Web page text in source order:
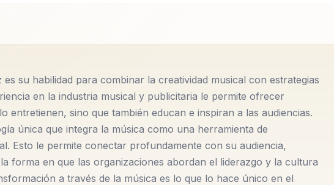
reconocido por su capacidad para guiar a líderes,
eficientes, con un enfoque particular en el liderazgo, el talento y la
desafíos complejos y a consolidar un liderazgo efectivo. Su
con aplicaciones prácticas, lo que le permite ofrecer soluciones
específicas de cada organización.
es un experto en la creación de equipos de alto rendimiento. Su
potenciación de las fortalezas individuales de cada miembro del
su habilidad para combinar la creatividad musical con estrategias
en la industria musical y publicitaria le permite ofrecer
entretienen, sino que también educan e inspiran a las audiencias.
única que integra la música como una herramienta de
Esto le permite conectar profundamente con su audiencia,
forma en que las organizaciones abordan el liderazgo y la cultura
a través de la música es lo que lo hace único en el